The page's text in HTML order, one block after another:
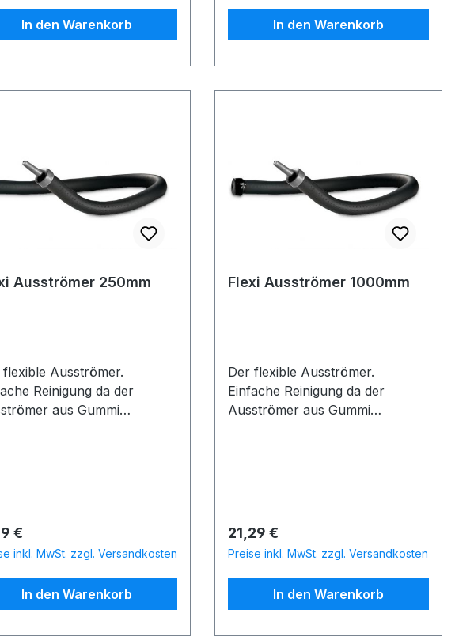
In den Warenkorb In den Warenkorb
Flexi Ausströmer 250mm
flexible Ausströmer.
Reinigung da der
aus Gummi
Preis:
€
inkl. MwSt. zzgl. Versandkosten
In den Warenkorb
Flexi Ausströmer 1000mm
Der flexible Ausströmer.
Einfache Reinigung da der
Ausströmer aus Gummi
Regulärer Preis:
21,29 €
Preise inkl. MwSt. zzgl. Versandkosten
In den Warenkorb